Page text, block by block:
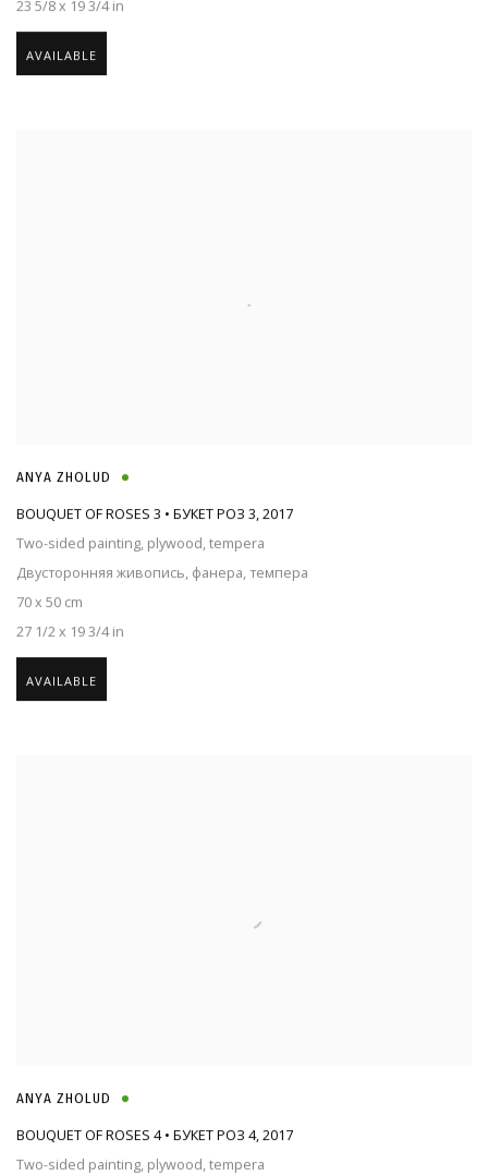
23 5/8 x 19 3/4 in
AVAILABLE
ANYA ZHOLUD
BOUQUET OF ROSES 3 • БУКЕТ РОЗ 3,2017
Two-sided painting, plywood, tempera
Двусторонняя живопись, фанера, темпера
70 x 50 cm
27 1/2 x 19 3/4 in
AVAILABLE
ANYA ZHOLUD
BOUQUET OF ROSES 4 • БУКЕТ РОЗ 4,2017
Two-sided painting, plywood, tempera